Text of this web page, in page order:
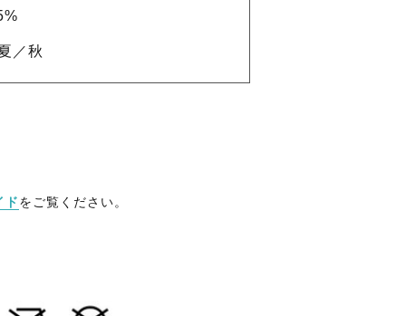
／秋
ドをご覧ください。